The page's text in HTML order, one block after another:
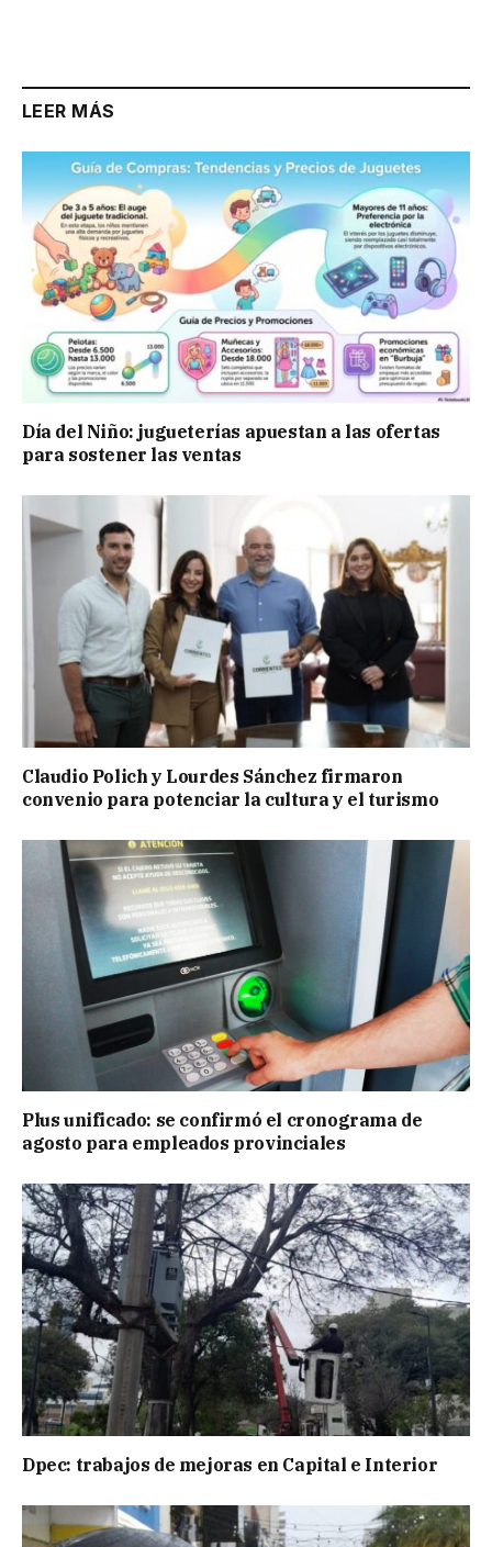
LEER MÁS
Día del Niño: jugueterías apuestan a las ofertas
para sostener las ventas
Claudio Polich y Lourdes Sánchez firmaron
convenio para potenciar la cultura y el turismo
Plus unificado: se confirmó el cronograma de
agosto para empleados provinciales
Dpec: trabajos de mejoras en Capital e Interior